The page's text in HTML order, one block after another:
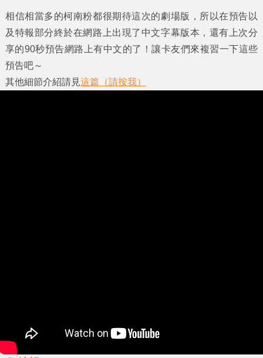
相信相當多的柯南粉都很期待這次的劇場版，所以在預告以
及特報部分終於在網路上出現了中文字幕版本，還有上次分
享的90秒預告網路上有中文的了！讓卡友們來複習一下這些
預告吧～
其他細節介紹請見這篇（請按我）